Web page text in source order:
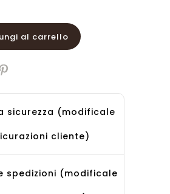
al carrello
sicurezza (modificale
cliente)
spedizioni (modificale